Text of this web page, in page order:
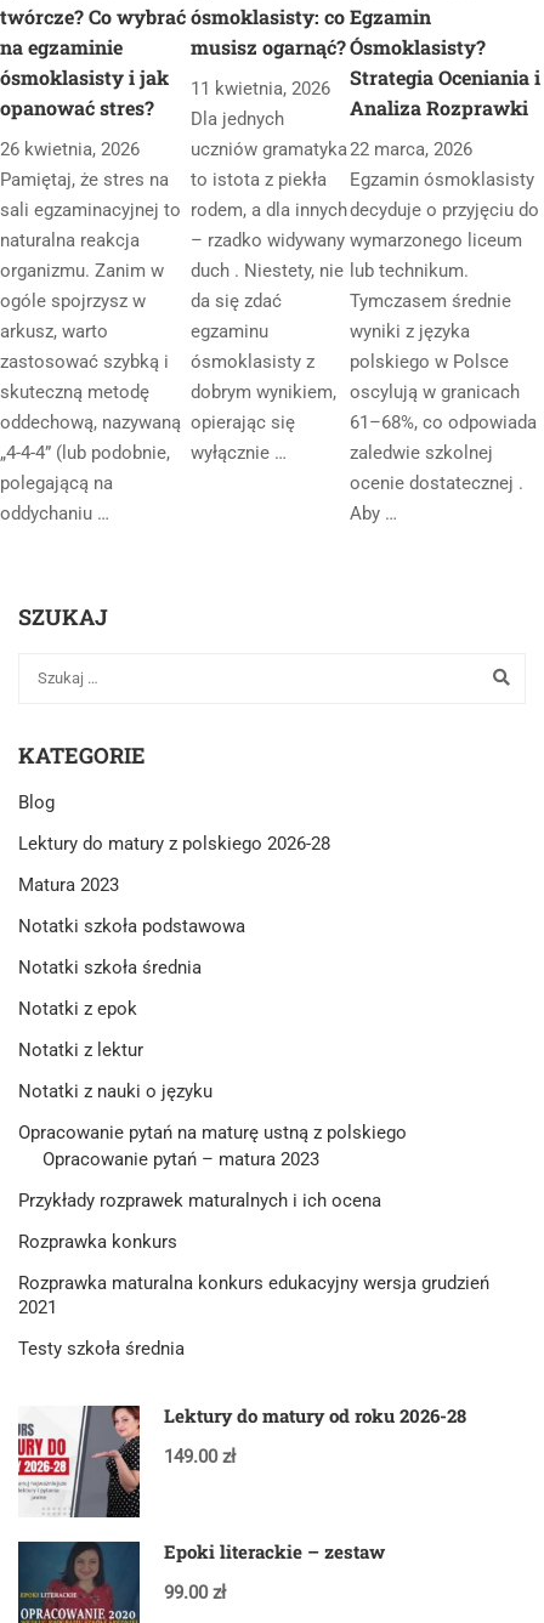
twórcze? Co wybrać
na egzaminie
ósmoklasisty i jak
opanować stres?
26 kwietnia, 2026
Pamiętaj, że stres na
sali egzaminacyjnej to
naturalna reakcja
organizmu. Zanim w
ogóle spojrzysz w
arkusz, warto
zastosować szybką i
skuteczną metodę
oddechową, nazywaną
„4-4-4” (lub podobnie,
polegającą na
oddychaniu …
ósmoklasisty: co
musisz ogarnąć?
11 kwietnia, 2026
Dla jednych
uczniów gramatyka
to istota z piekła
rodem, a dla innych
– rzadko widywany
duch . Niestety, nie
da się zdać
egzaminu
ósmoklasisty z
dobrym wynikiem,
opierając się
wyłącznie …
Egzamin
Ósmoklasisty?
Strategia Oceniania i
Analiza Rozprawki
22 marca, 2026
Egzamin ósmoklasisty
decyduje o przyjęciu do
wymarzonego liceum
lub technikum.
Tymczasem średnie
wyniki z języka
polskiego w Polsce
oscylują w granicach
61–68%, co odpowiada
zaledwie szkolnej
ocenie dostatecznej .
Aby …
SZUKAJ
KATEGORIE
Blog
Lektury do matury z polskiego 2026-28
Matura 2023
Notatki szkoła podstawowa
Notatki szkoła średnia
Notatki z epok
Notatki z lektur
Notatki z nauki o języku
Opracowanie pytań na maturę ustną z polskiego
Opracowanie pytań – matura 2023
Przykłady rozprawek maturalnych i ich ocena
Rozprawka konkurs
Rozprawka maturalna konkurs edukacyjny wersja grudzień
2021
Testy szkoła średnia
Lektury do matury od roku 2026-28
149.00 zł
Epoki literackie – zestaw
99.00 zł